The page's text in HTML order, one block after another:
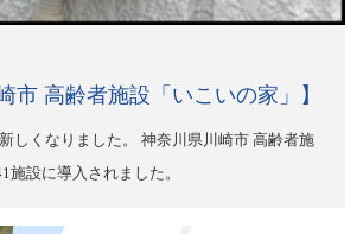
市 高齢者施設「いこいの家」】
しくなりました。 神奈川県川崎市 高齢者施
施設に導入されました。